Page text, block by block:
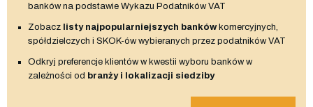
banków na podstawie Wykazu Podatników VAT
Zobacz listy najpopularniejszych bankówkomercyjnych,
spółdzielczych i SKOK-ów wybieranych przez podatników VAT
Odkryj preferencje klientów w kwestii wyboru banków w
zależności od branży i lokalizacji siedziby